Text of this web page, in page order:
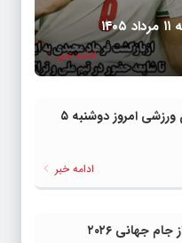
ادامه خبر
روزنامه های ورزشی امروز دوشنبه ۵
ادامه خبر
جهانی ۲۰۲۶